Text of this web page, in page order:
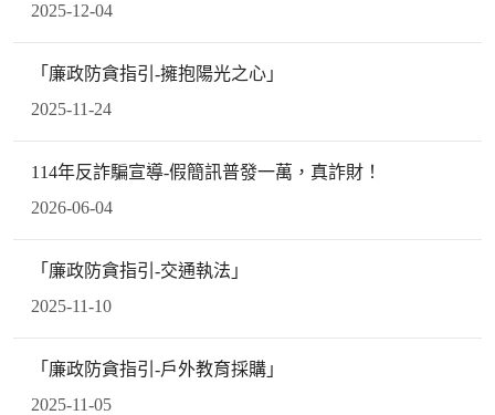
2025-12-04
「廉政防貪指引-擁抱陽光之心」
2025-11-24
114年反詐騙宣導-假簡訊普發一萬，真詐財！
2026-06-04
「廉政防貪指引-交通執法」
2025-11-10
「廉政防貪指引-戶外教育採購」
2025-11-05